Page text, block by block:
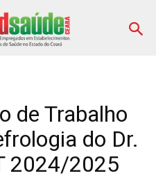
de Trabalho
do Dr.
2024/2025